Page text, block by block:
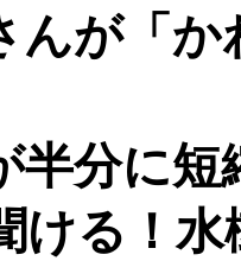
が「か
分に短
る！水